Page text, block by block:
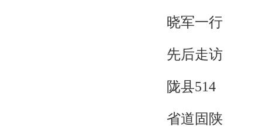
晓军一行
先后走访
陇县514
省道固陕